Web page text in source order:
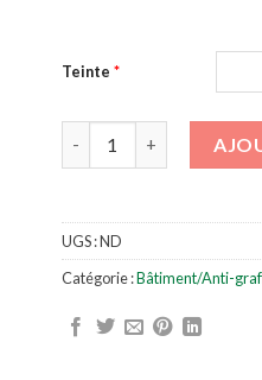
Teinte *
UGS :ND
Catégorie :Bâtiment/Anti-